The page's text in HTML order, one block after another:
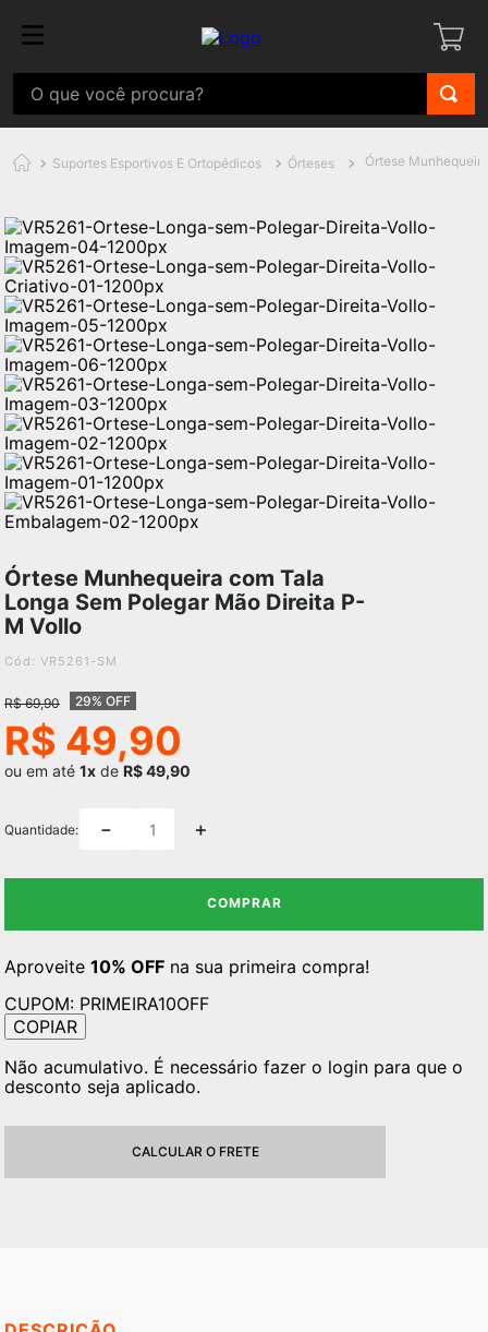
Suportes Esportivos E Ortopédicos Órteses Órtese
Órtese Munhequeira com Tala
Longa Sem Polegar Mão Direita P-
M Vollo
: VR5261-SM
R$ 69,90 29% OFF
R$ 49,90
ou em até 1x de R$ 49,90
Quantidade ＋
－
COMPRAR
Aproveite 10% OFF na sua primeira compra!
CUPOM: PRIMEIRA10OFF
COPIAR
Não acumulativo. É necessário fazer o login para que o
desconto seja aplicado.
CALCULAR O FRETE